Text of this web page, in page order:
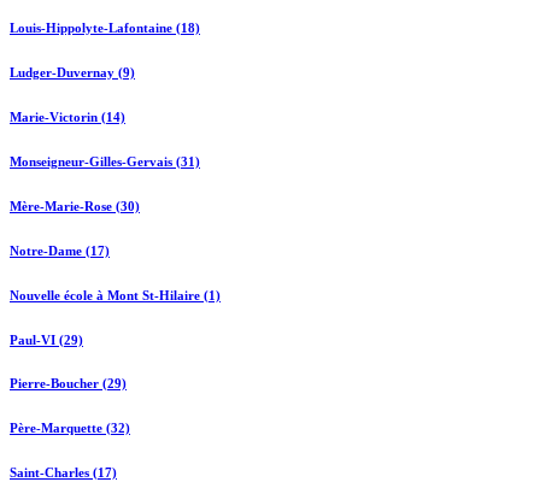
Louis-Hippolyte-Lafontaine (18)
Ludger-Duvernay (9)
Marie-Victorin (14)
Monseigneur-Gilles-Gervais (31)
Mère-Marie-Rose (30)
Notre-Dame (17)
Nouvelle école à Mont St-Hilaire (1)
Paul-VI (29)
Pierre-Boucher (29)
Père-Marquette (32)
Saint-Charles (17)